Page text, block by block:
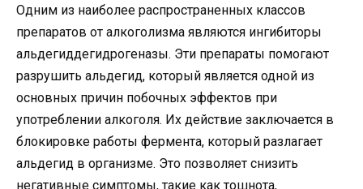
Одним из наиболее распространенных классов
препаратов от алкоголизма являются ингибиторы
альдегиддегидрогеназы. Эти препараты помогают
разрушить альдегид, который является одной из
основных причин побочных эффектов при
употреблении алкоголя. Их действие заключается в
блокировке работы фермента, который разлагает
альдегид в организме. Это позволяет снизить
негативные симптомы, такие как тошнота,